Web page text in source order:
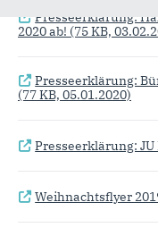
Presseerklärung:
2020 ab! (75 KB,
Presseerklärung:
(77 KB, 05.01.2020)
Presseerklärung:
Weihnachtsflyer